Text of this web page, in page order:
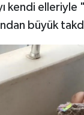
kendi
büyük